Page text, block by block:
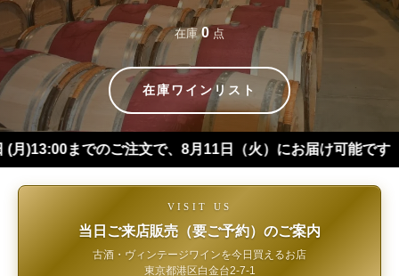
在庫0 点
在庫ワインリスト
注文で、8月11日（火）にお届け可能です（※四国・中
VISIT US
当日ご来店販売（要ご予約）のご案内
古酒・ヴィンテージワインを今日買えるお店
東京都港区白金台2-7-1